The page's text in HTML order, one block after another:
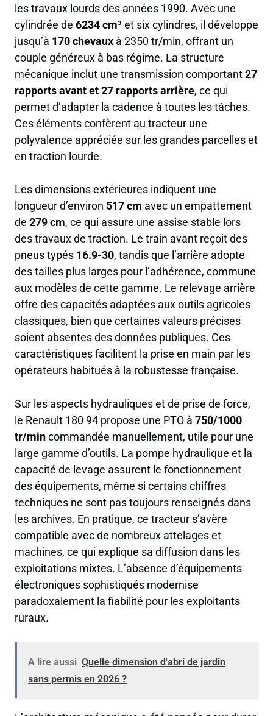
les travaux lourds des années 1990. Avec une
cylindrée de 6234 cm³ et six cylindres, il développe
jusqu’à 170 chevaux à 2350 tr/min, offrant un
couple généreux à bas régime. La structure
mécanique inclut une transmission comportant27
rapports avant et 27 rapports arrière, ce qui
permet d’adapter la cadence à toutes les tâches.
Ces éléments confèrent au tracteur une
polyvalence appréciée sur les grandes parcelles et
en traction lourde.
Les dimensions extérieures indiquent une
longueur d’environ 517 cm avec un empattement
de 279 cm, ce qui assure une assise stable lors
des travaux de traction. Le train avant reçoit des
pneus typés 16.9-30, tandis que l’arrière adopte
des tailles plus larges pour l’adhérence, commune
aux modèles de cette gamme. Le relevage arrière
offre des capacités adaptées aux outils agricoles
classiques, bien que certaines valeurs précises
soient absentes des données publiques. Ces
caractéristiques facilitent la prise en main par les
opérateurs habitués à la robustesse française.
Sur les aspects hydrauliques et de prise de force,
le Renault 180 94 propose une PTO à 750/1000
tr/mincommandée manuellement, utile pour une
large gamme d’outils. La pompe hydraulique et la
capacité de levage assurent le fonctionnement
des équipements, même si certains chiffres
techniques ne sont pas toujours renseignés dans
les archives. En pratique, ce tracteur s’avère
compatible avec de nombreux attelages et
machines, ce qui explique sa diffusion dans les
exploitations mixtes. L’absence d’équipements
électroniques sophistiqués modernise
paradoxalement la fiabilité pour les exploitants
ruraux.
A lire aussi Quelle dimension d'abri de jardin
sans permis en 2026 ?